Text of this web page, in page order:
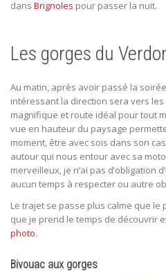
dans Brignoles pour passer la nuit.
Les gorges du
Au matin, après avoir passé la
intéressant la direction sera vers
magnifique et route idéal pour tout
vue en hauteur du paysage
moment, être avec sois dans son
autour qui nous entour avec sa
merveilleux, je n’ai pas d’obligation
aucun temps à respecter ou autre
Le trajet se passe plus calme que
que je prend le temps de découvrir
photo.
Bivouac aux gorges